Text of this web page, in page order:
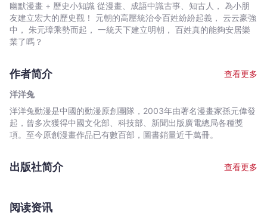
皇
朝
-
洋
-
文
宇
宙
Bookniverse
幽默漫畫 + 歷史小知識 從漫畫、成語中識古事、知古人， 為小朋
友建立宏大的歷史觀！ 元朝的高壓統治令百姓紛紛起義， 云云豪強
中， 朱元璋乘勢而起， 一統天下建立明朝， 百姓真的能夠安居樂
業了嗎？
作者简介
查看更多
洋洋兔
洋洋兔動漫是中國的動漫原創團隊，2003年由著名漫畫家孫元偉發
起，曾多次獲得中國文化部、科技部、新聞出版廣電總局各種獎
項。至今原創漫畫作品已有數百部，圖書銷量近千萬冊。
出版社简介 查看更多
阅读资讯